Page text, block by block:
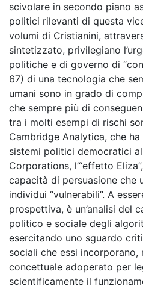
scivolare in secondo piano
politici rilevanti di questa
volumi di Cristianini,
sintetizzato, privilegiano
politiche e di governo di
67) di una tecnologia che
umani sono in grado di
che sempre più di
tra i molti esempi di rischi
Cambridge Analytica, che
sistemi politici democratici
Corporations, l’“effetto
capacità di persuasione che
individui “vulnerabili”. A
prospettiva, è un’analisi del
politico e sociale degli
esercitando uno sguardo
sociali che essi
concettuale adoperato per
scientificamente il